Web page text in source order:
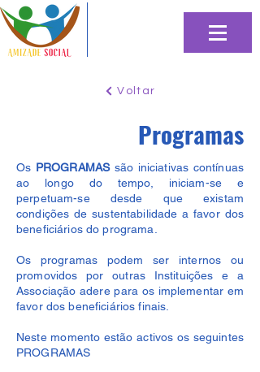
Voltar
Programas
Os PROGRAMASsão iniciativas contínuas
ao longo do tempo, iniciam-se e
perpetuam-se desde que existam
condições de sustentabilidade a favor dos
beneficiários do programa.
Os programas podem ser internos ou
promovidos por outras Instituições e a
Associação adere para os implementar em
favor dos beneficiários finais.
Neste momento estão activos os seguintes
PROGRAMAS